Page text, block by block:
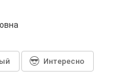
Интересно